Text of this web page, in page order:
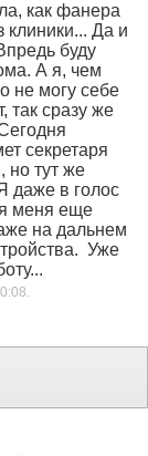
как фанера
Да и
буду
А я, чем
не могу себе
так сразу же
секретаря
но тут же
даже в голос
меня еще
на дальнем
Уже